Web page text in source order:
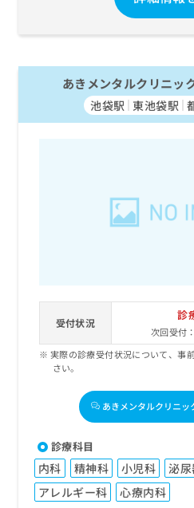
あきメンタルクリニッ
池袋駅 東池袋駅
受付状況
診
次回受付
実際の診療受付状況について、事
さい。
あきメンタルクリニッ
診療科目
内科 精神科 小児科 泌
アレルギー科
心療内科